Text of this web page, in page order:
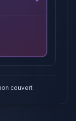
couvert